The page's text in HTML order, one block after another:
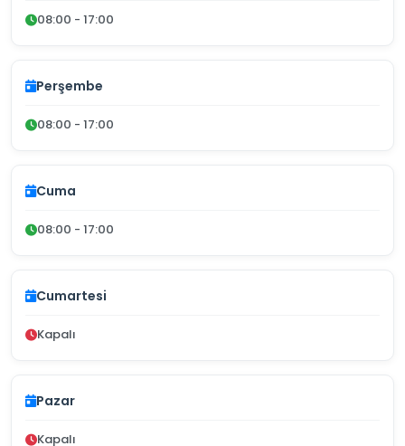
08:00 - 17:00
Perşembe
08:00 - 17:00
Cuma
08:00 - 17:00
Cumartesi
Kapalı
Pazar
Kapalı